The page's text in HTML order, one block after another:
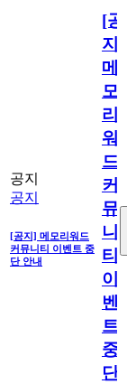
공지
공지
[공지] 메모리워드
커뮤니티 이벤트 중
단 안내
[공
지]
메
모
리
워
드
커
뮤
니
티
이
벤
트
중
단